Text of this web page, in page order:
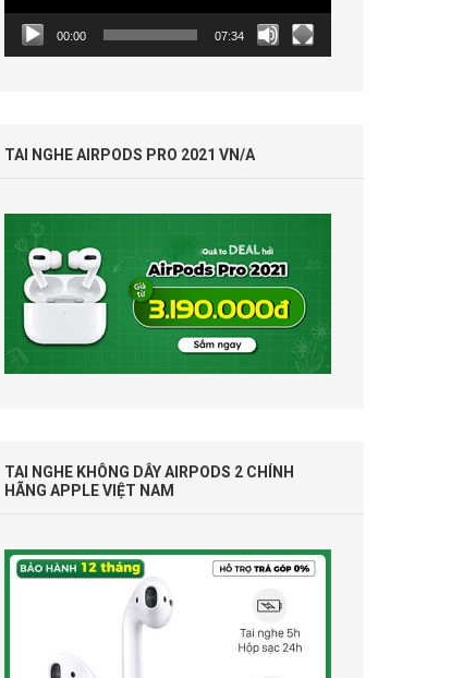
00:00 07:34
TAI NGHE AIRPODS PRO 2021 VN/A
TAI NGHE KHÔNG DÂY AIRPODS 2 CHÍNH
HÃNG APPLE VIỆT NAM